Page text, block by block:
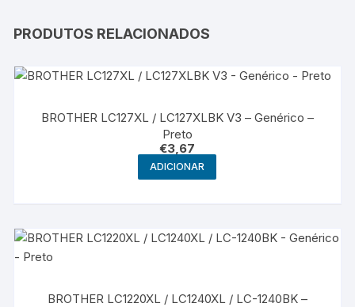
PRODUTOS RELACIONADOS
BROTHER LC127XL / LC127XLBK V3 – Genérico –
Preto
€3,67
ADICIONAR
BROTHER LC1220XL / LC1240XL / LC-1240BK –